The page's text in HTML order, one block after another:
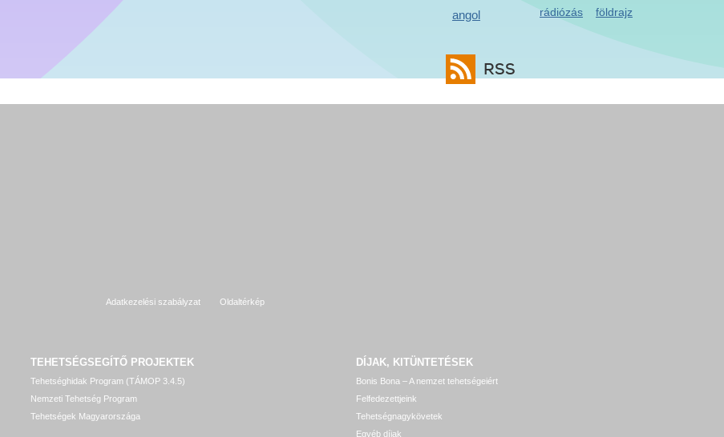
rádiózás
földrajz
angol
RSS
Adatkezelési szabályzat Oldaltérkép
TEHETSÉGSEGÍTŐ PROJEKTEK
Tehetséghidak Program (TÁMOP 3.4.5)
Nemzeti Tehetség Program
Tehetségek Magyarországa
DÍJAK, KITÜNTETÉSEK
Bonis Bona – A nemzet tehetségeiért
Felfedezettjeink
Tehetségnagykövetek
Egyéb díjak